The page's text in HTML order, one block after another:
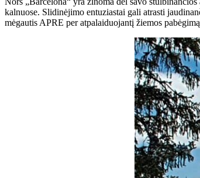
kalnuose. Slidinėjimo entuziastai gali atrasti
mėgautis APRE per atpalaiduojantį žiemos